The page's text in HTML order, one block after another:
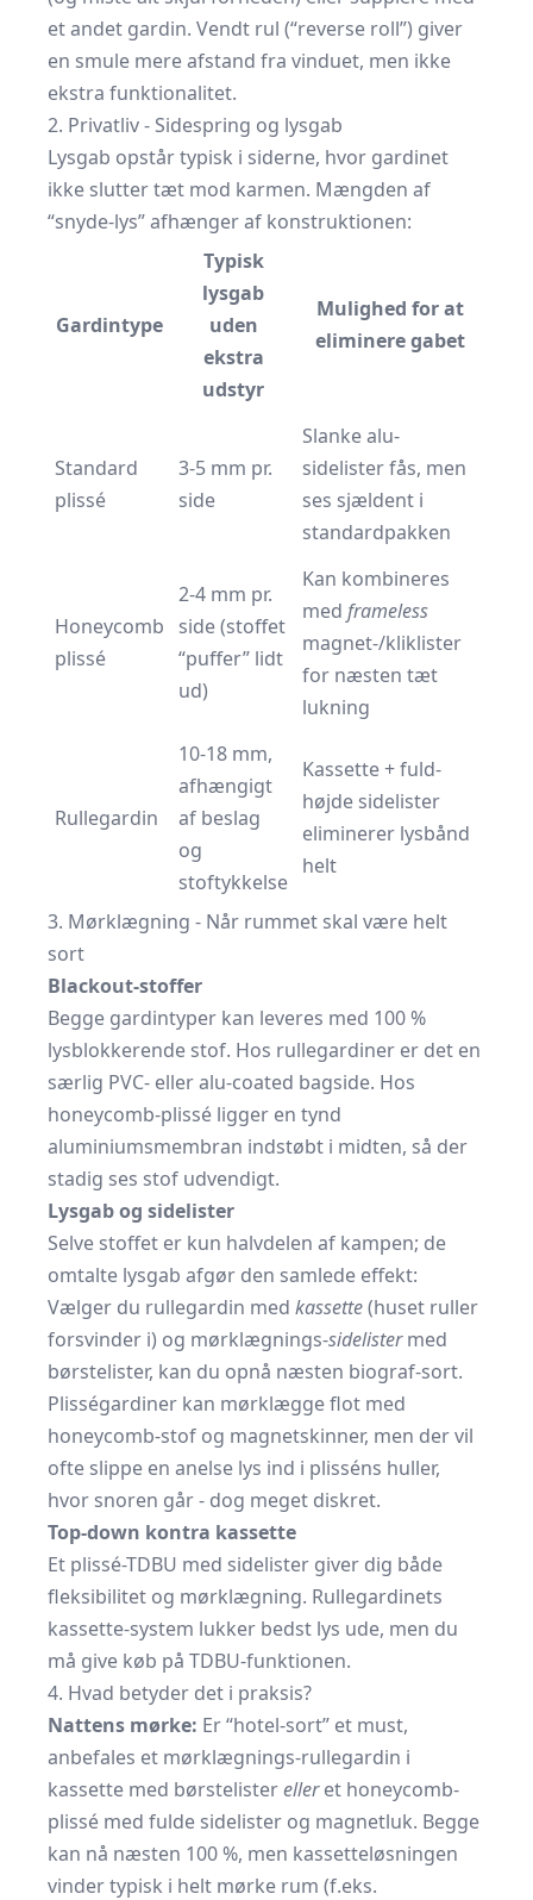
et andet gardin. Vendt rul (“reverse roll”) giver
en smule mere afstand fra vinduet, men ikke
ekstra funktionalitet.
2. Privatliv - Sidespring og lysgab
Lysgab opstår typisk i siderne, hvor gardinet
ikke slutter tæt mod karmen. Mængden af
“snyde-lys” afhænger af konstruktionen:
Gardintype
Typisk
lysgab
uden
ekstra
udstyr
Mulighed for at
eliminere gabet
Standard
plissé
3-5 mm pr.
side
Slanke alu-
sidelister fås, men
ses sjældent i
standardpakken
Honeycomb
plissé
2-4 mm pr.
side (stoffet
“puffer” lidt
ud)
Kan kombineres
med frameless
magnet-/kliklister
for næsten tæt
lukning
Rullegardin
10-18 mm,
afhængigt
af beslag
og
stoftykkelse
Kassette + fuld-
højde sidelister
eliminerer lysbånd
helt
3. Mørklægning - Når rummet skal være helt
sort
Blackout-stoffer
Begge gardintyper kan leveres med 100 %
lysblokkerende stof. Hos rullegardiner er det en
særlig PVC- eller alu-coated bagside. Hos
honeycomb-plissé ligger en tynd
aluminiumsmembran indstøbt i midten, så der
stadig ses stof udvendigt.
Lysgab og sidelister
Selve stoffet er kun halvdelen af kampen; de
omtalte lysgab afgør den samlede effekt:
Vælger du rullegardin med kassette(huset ruller
forsvinder i) og mørklægnings-sidelistermed
børstelister, kan du opnå næsten biograf-sort.
Plisségardiner kan mørklægge flot med
honeycomb-stof og magnetskinner, men der vil
ofte slippe en anelse lys ind i plisséns huller,
hvor snoren går - dog meget diskret.
Top-down kontra kassette
Et plissé-TDBU med sidelister giver dig både
fleksibilitet og mørklægning. Rullegardinets
kassette-system lukker bedst lys ude, men du
må give køb på TDBU-funktionen.
4. Hvad betyder det i praksis?
Nattens mørke: Er “hotel-sort” et must,
anbefales et mørklægnings-rullegardin i
kassette med børstelisterelleret honeycomb-
plissé med fulde sidelister og magnetluk. Begge
kan nå næsten 100 %, men kassetteløsningen
vinder typisk i helt mørke rum (f.eks.